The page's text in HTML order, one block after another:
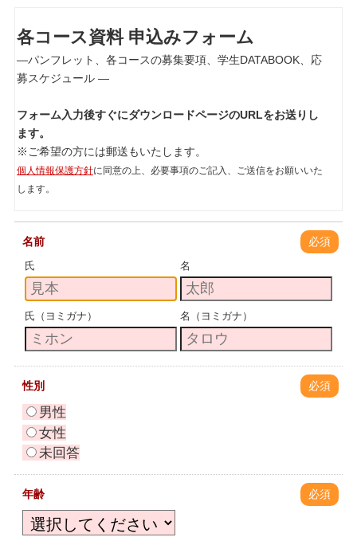
各コース資料 申込みフォーム
―パンフレット、各コースの募集要項、学生DATABOOK、応
募スケジュール ―
フォーム入力後すぐにダウンロードページのURLをお送りし
ます。
※ご希望の方には郵送もいたします。
個人情報保護方針に同意の上、必要事項のご記入、ご送信をお願いいた
します。
名前 必須
氏 名
氏（ヨミガナ） 名（ヨミガナ）
性別 必須
男性
女性
未回答
年齢 必須